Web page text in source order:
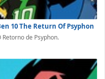
10 The Return Of Psyphon
Retorno de Psyphon.